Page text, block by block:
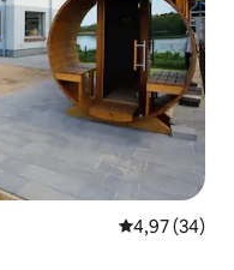
4,97 de uma
4,97 (34)